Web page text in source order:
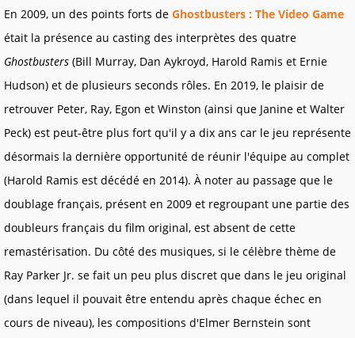
En 2009, un des points forts de Ghostbusters : The Video Game
était la présence au casting des interprètes des quatre
Ghostbusters (Bill Murray, Dan Aykroyd, Harold Ramis et Ernie
Hudson) et de plusieurs seconds rôles. En 2019, le plaisir de
retrouver Peter, Ray, Egon et Winston (ainsi que Janine et Walter
Peck) est peut-être plus fort qu'il y a dix ans car le jeu représente
désormais la dernière opportunité de réunir l'équipe au complet
(Harold Ramis est décédé en 2014). À noter au passage que le
doublage français, présent en 2009 et regroupant une partie des
doubleurs français du film original, est absent de cette
remastérisation. Du côté des musiques, si le célèbre thème de
Ray Parker Jr. se fait un peu plus discret que dans le jeu original
(dans lequel il pouvait être entendu après chaque échec en
cours de niveau), les compositions d'Elmer Bernstein sont